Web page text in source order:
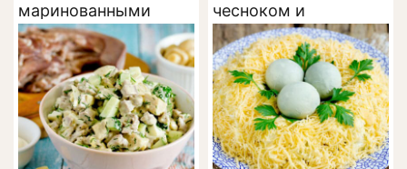
маринованными
шампиньонами
чесноком и
пряностями